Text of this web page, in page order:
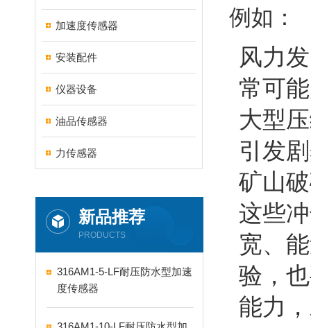
加速度传感器
安装配件
仪器设备
油品传感器
力传感器
新品推荐
PRODUCTS
316AM1-5-LF耐压防水型加速
度传感器
例如：
风力
常可
大型
引发
矿山
这些
宽、
验，
能力